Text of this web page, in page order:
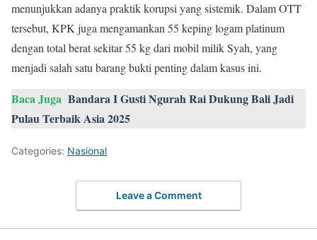
menunjukkan adanya praktik korupsi yang sistemik. Dalam OTT
tersebut, KPK juga mengamankan 55 keping logam platinum
dengan total berat sekitar 55 kg dari mobil milik Syah, yang
menjadi salah satu barang bukti penting dalam kasus ini.
Baca Juga Bandara I Gusti Ngurah Rai Dukung Bali Jadi
Pulau Terbaik Asia 2025
Categories: Nasional
Leave a Comment